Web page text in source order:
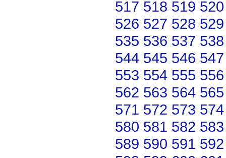
517 518 519 520
526 527 528 529
535 536 537 538
544 545 546 547
553 554 555 556
562 563 564 565
571 572 573 574
580 581 582 583
589 590 591 592